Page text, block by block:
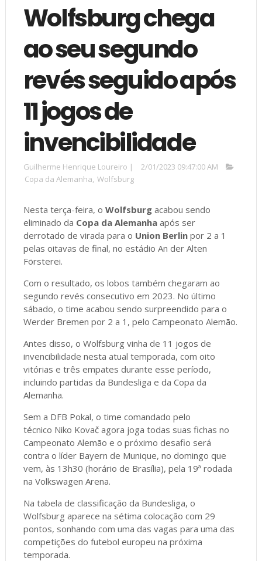
Wolfsburg chega
ao seu segundo
revés seguido após
11 jogos de
invencibilidade
Guilherme Henrique Loureiro |
2/01/2023 09:47:00 AM
Copa da Alemanha, Wolfsburg
Nesta terça-feira, o Wolfsburg acabou sendo
eliminado da Copa da Alemanhaapós ser
derrotado de virada para o Union Berlin por 2 a 1
pelas oitavas de final, no estádio An der Alten
Försterei.
Com o resultado, os lobos também chegaram ao
segundo revés consecutivo em 2023. No último
sábado, o time acabou sendo surpreendido para o
Werder Bremen por 2 a 1, pelo Campeonato Alemão.
Antes disso, o Wolfsburg vinha de 11 jogos de
invencibilidade nesta atual temporada, com oito
vitórias e três empates durante esse período,
incluindo partidas da Bundesliga e da Copa da
Alemanha.
Sem a DFB Pokal, o time comandado pelo
técnico Niko Kovač agora joga todas suas fichas no
Campeonato Alemão e o próximo desafio será
contra o líder Bayern de Munique, no domingo que
vem, às 13h30 (horário de Brasília), pela 19ª rodada
na Volkswagen Arena.
Na tabela de classificação da Bundesliga, o
Wolfsburg aparece na sétima colocação com 29
pontos, sonhando com uma das vagas para uma das
competições do futebol europeu na próxima
temporada.